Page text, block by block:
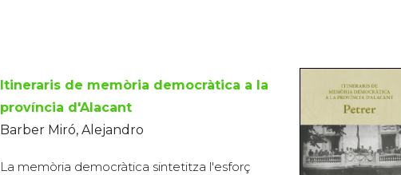
Itineraris de memòria democràtica a la
província d'Alacant
Barber Miró, Alejandro
La memòria democràtica sintetitza l'esforç